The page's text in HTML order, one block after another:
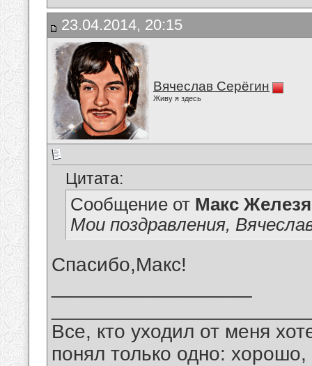
23.04.2014, 20:15
Вячеслав Серёгин
Живу я здесь
Цитата:
Сообщение от Макс
Мои поздравления,
Спасибо,Макс!
Все, кто уходил от меня
понял только одно: